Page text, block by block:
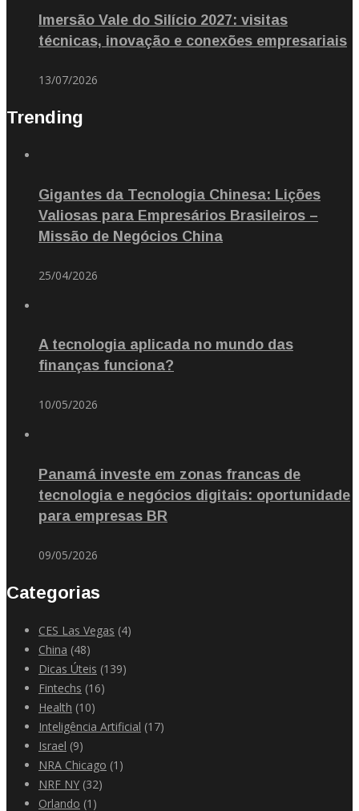
Imersão Vale do Silício 2027: visitas
técnicas, inovação e conexões empresariais
13/07/2026
Trending
Gigantes da Tecnologia Chinesa: Lições
Valiosas para Empresários Brasileiros –
Missão de Negócios China
25/04/2026
A tecnologia aplicada no mundo das
finanças funciona?
10/05/2026
Panamá investe em zonas francas de
tecnologia e negócios digitais: oportunidade
para empresas BR
09/05/2026
Categorias
CES Las Vegas (4)
China (48)
Dicas Úteis (139)
Fintechs (16)
Health (10)
Inteligência Artificial (17)
Israel (9)
NRA Chicago (1)
NRF NY (32)
Orlando (1)